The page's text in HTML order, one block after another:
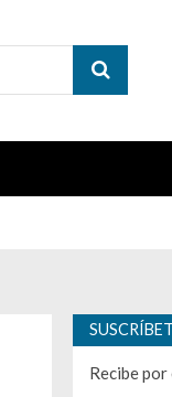
Recibe